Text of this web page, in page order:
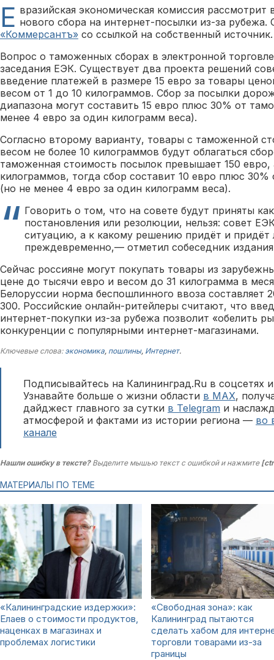
Е вразийская экономическая комиссия
нового сбора на интернет-посылки из-за
«Коммерсантъ» со ссылкой на собственный источник.
Вопрос о таможенных сборах в электронной
заседания ЕЭК. Существует два проекта решений
введение платежей в размере 15 евро за товары
весом от 1 до 10 килограммов. Сбор за посылки
диапазона могут составить 15 евро плюс 30% от
менее 4 евро за один килограмм веса).
Согласно второму варианту, товары с таможенной
весом не более 10 килограммов будут облагаться
таможенная стоимость посылок превышает 150 евро,
килограммов, тогда сбор составит 10 евро плюс
(но не менее 4 евро за один килограмм веса).
Говорить о том, что на совете будут приняты
постановления или резолюции, нельзя: совет
ситуацию, а к какому решению придёт и придёт
преждевременно,— отметил собеседник
Сейчас россияне могут покупать товары из
цене до тысячи евро и весом до 31 килограмма в
Белоруссии норма беспошлинного ввоза
300. Российские онлайн-ритейлеры считают, что
интернет-покупки из-за рубежа позволит «обелить
конкуренции с популярными интернет-магазинами.
Ключевые слова: экономика, пошлины, Интернет.
Подписывайтесь на Калининград.Ru в соцсетях
Узнавайте больше о жизни области в MAX,
дайджест главного за сутки в Telegram и
атмосферой и фактами из истории региона — во
канале
Нашли ошибку в тексте?Выделите мышью текст с ошибкой и нажмите
МАТЕРИАЛЫ ПО ТЕМЕ
«Калининградские издержки»:
Елаев о стоимости продуктов,
наценках в магазинах и
проблемах логистики
«Свободная зона»: как
Калининград пытаются
сделать хабом для
торговли товарами из-за
границы